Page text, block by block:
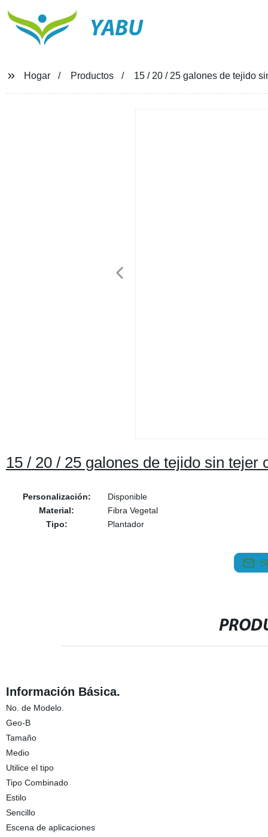
YABU
Hogar Productos 15 / 20 / 25 galones de tejido
15 / 20 / 25 galones de tejido sin tejer
Personalización:
Disponible
Material:
Fibra Vegetal
Tipo:
Plantador
Información Básica.
No. de Modelo.
Geo-B
Tamaño
Medio
Utilice el tipo
Tipo Combinado
Estilo
Sencillo
Escena de aplicaciones